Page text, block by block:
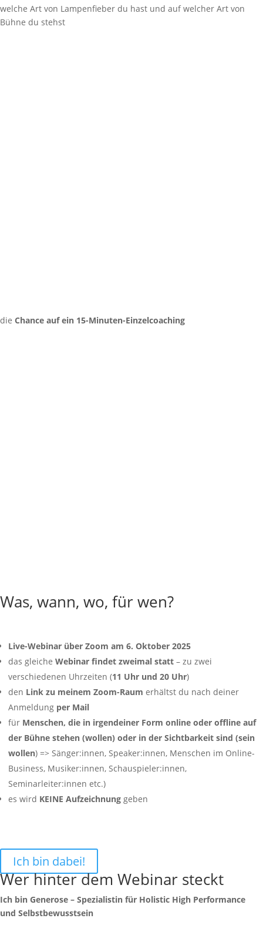
welche Art von Lampenfieber du hast und auf welcher Art von
Bühne du stehst
die Chance auf ein 15-Minuten-Einzelcoaching
Was, wann, wo, für wen?
Live-Webinar über Zoom am 6. Oktober 2025
das gleiche Webinar findet zweimal statt – zu zwei
verschiedenen Uhrzeiten (11 Uhr und 20 Uhr)
den Link zu meinem Zoom-Raum erhältst du nach deiner
Anmeldung per Mail
für Menschen, die in irgendeiner Form online oder offline auf
der Bühne stehen (wollen) oder in der Sichtbarkeit sind (sein
wollen) => Sänger:innen, Speaker:innen, Menschen im Online-
Business, Musiker:innen, Schauspieler:innen,
Seminarleiter:innen etc.)
es wird KEINE Aufzeichnung geben
Ich bin dabei!
Wer hinter dem Webinar steckt
Ich bin Generose – Spezialistin für Holistic High Performance
und Selbstbewusstsein